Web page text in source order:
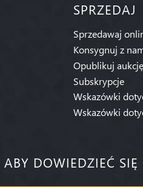
SPRZEDAJ
Sprzedawaj
Konsygnuj z
Opublikuj aukcję
Subskrypcje
Wskazówki
Wskazówki
ABY DOWIEDZIEĆ